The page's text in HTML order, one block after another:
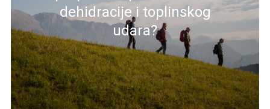
dehidracije i toplinskog
udara?